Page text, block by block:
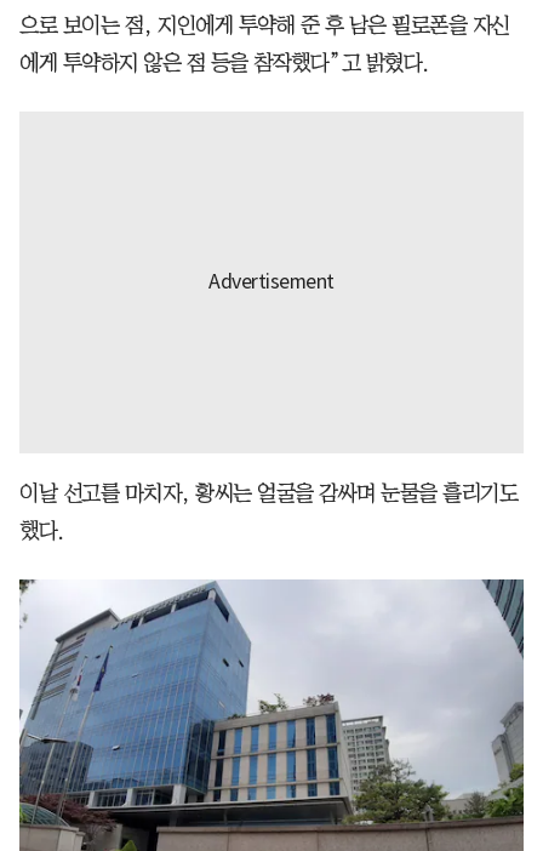
으로 보이는 점, 지인에게 투약해 준 후 남은 필로폰을 자신
에게 투약하지 않은 점 등을 참작했다”고 밝혔다.
이날 선고를 마치자, 황씨는 얼굴을 감싸며 눈물을 흘리기도
했다.